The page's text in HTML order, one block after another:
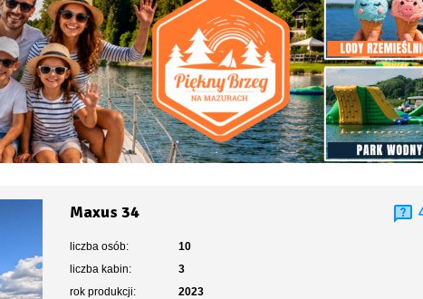
Maxus 34
liczba osób:
10
liczba kabin:
3
rok produkcji:
2023